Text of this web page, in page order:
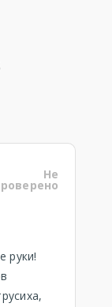
Не
руки!